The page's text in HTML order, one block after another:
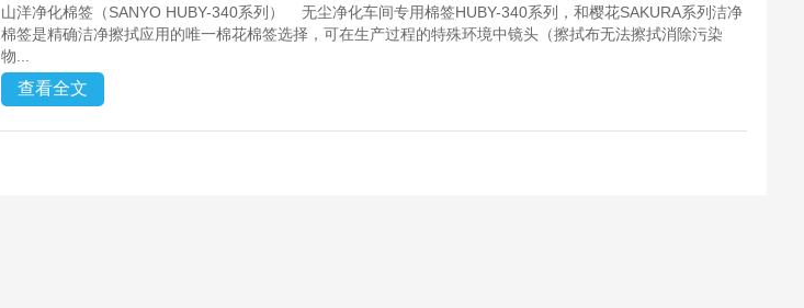
山洋净化棉签（SANYO HUBY-340系列） 无尘净化车间专用棉签HUBY-340系列，和樱花SAKURA系列洁净
棉签是精确洁净擦拭应用的唯一棉花棉签选择，可在生产过程的特殊环境中镜头（擦拭布无法擦拭消除污染
物...
查看全文